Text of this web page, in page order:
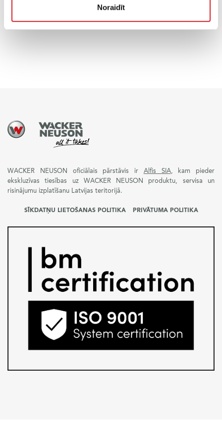
Noraidīt
WACKER NEUSON oficiālais pārstāvis ir Alfis SIA, kam pieder
ekskluzīvas tiesības uz WACKER NEUSON produktu, servisa un
risinājumu izplatīšanu Latvijas teritorijā.
SĪKDATŅU LIETOŠANAS POLITIKA PRIVĀTUMA POLITIKA